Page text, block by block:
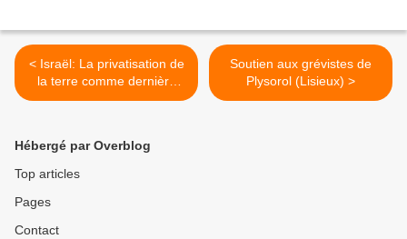
< Israël: La privatisation de
la terre comme dernière
étape de la Nakba
Soutien aux grévistes de
Plysorol (Lisieux) >
Hébergé par Overblog
Top articles
Pages
Contact